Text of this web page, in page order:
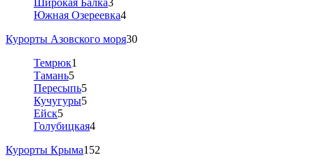
Широкая Балка3
Южная Озереевка4
Курорты Азовского моря30
Темрюк1
Тамань5
Пересыпь5
Кучугуры5
Ейск5
Голубицкая4
Курорты Крыма152